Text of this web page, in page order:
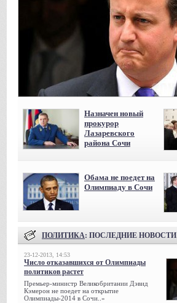
Назначен новый
прокурор
Лазаревского
района Сочи
Обама не поедет на
Олимпиаду в Сочи
ПОЛИТИКА: ПОСЛЕДНИЕ НОВОСТИ
23-12-2013, 14:53
Число отказавшихся от Олимпиады
политиков растет
Премьер-министр Великобритании Дэвид
Кэмерон не поедет на открытие
Олимпиады-2014 в Сочи..»